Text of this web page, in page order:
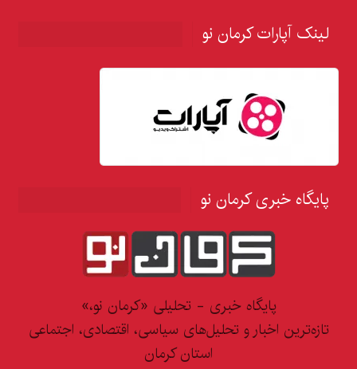
لینک آپارات کرمان نو
پایگاه خبری کرمان نو
پایگاه خبری - تحلیلی «کرمان نو،»
تازه‌ترین اخبار و تحلیل‌های سیاسی، اقتصادی، اجتماعی
استان کرمان